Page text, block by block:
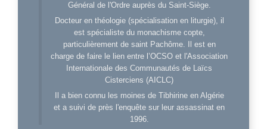
Général de l'Ordre auprès du Saint-Siège.
Docteur en théologie (spécialisation en liturgie), il
est spécialiste du monachisme copte,
particulièrement de saint Pachôme. Il est en
charge de faire le lien entre l’OCSO et l'Association
Internationale des Communautés de Laïcs
Cisterciens (AICLC)
Il a bien connu les moines de Tibhirine en Algérie
et a suivi de près l'enquête sur leur assassinat en
1996.